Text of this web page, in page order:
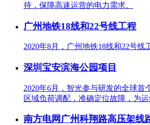
持，保障高速运营的电力需求。
广州地铁18线和22号线工程
2020年8月，广州地铁18线和22号
深圳宝安滨海公园项目
2020年6月，智光参与研发的全球
区域负荷调配，准确定位故障，为
南方电网广州科翔路高压架线